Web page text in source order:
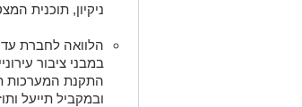
ניקיון, תוכנית
במבני ציבור
התקנת המערכות
ובמקביל תייעל